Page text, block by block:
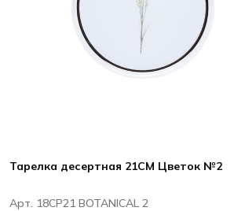
Тарелка десертная 21CM Цветок №2
Арт. 18CP21 BOTANICAL 2